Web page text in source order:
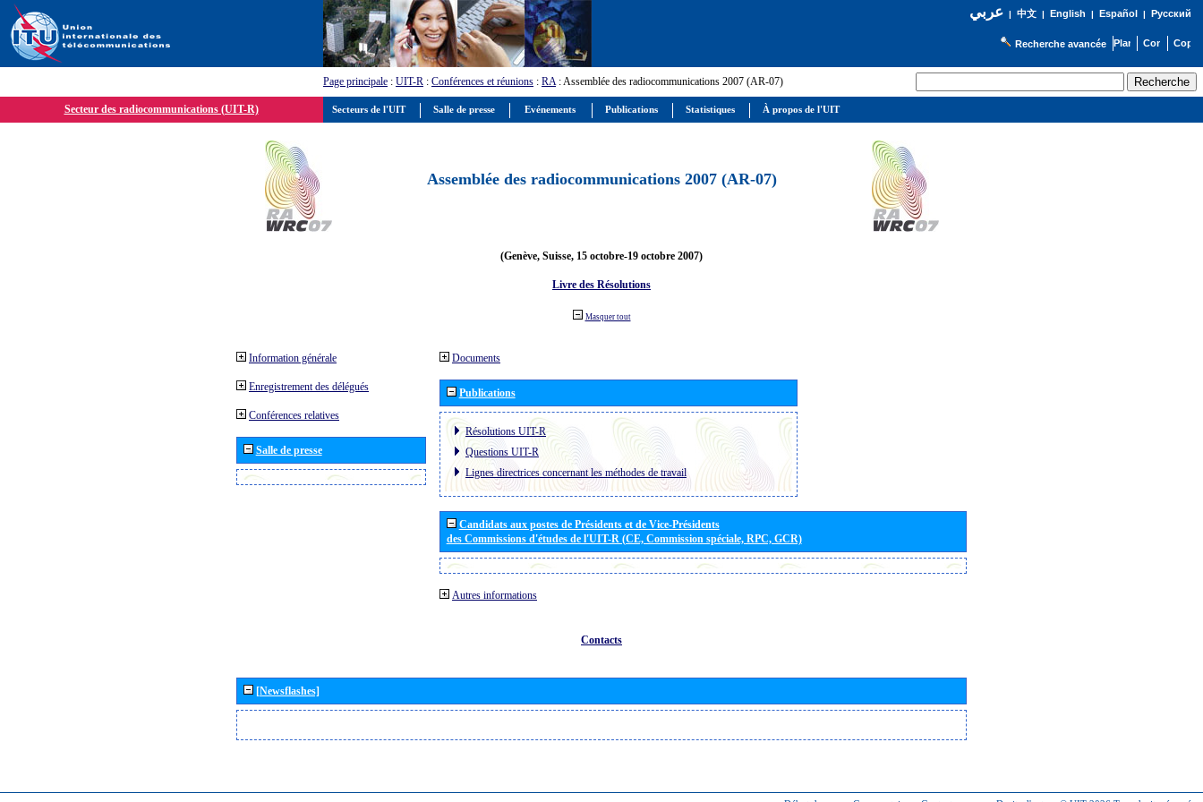
عربي| 中文| English | Español | Русский
Recherche avancée
Page principale : UIT-R : Conférences et réunions : RA: Assemblée des radiocommunications 2007 (AR-07)
Secteur des radiocommunications (UIT-R)
Assemblée des radiocommunications 2007 (AR-07)
(Genève, Suisse, 15 octobre-19 octobre 2007)
Livre des Résolutions
Masquer tout
Information générale
Enregistrement des délégués
Conférences relatives
Salle de presse
Documents
Publications
Résolutions UIT-R
Questions UIT-R
Lignes directrices concernant les méthodes de travail
Candidats aux postes de Présidents et de Vice-Présidents
des Commissions d'études de l'UIT-R (CE, Commission spéciale, RPC, GCR)
Autres informations
Contacts
[Newsflashes]
Secteurs de l'UIT Salle de presse Evénements Publications Statistiques À propos de l'UIT